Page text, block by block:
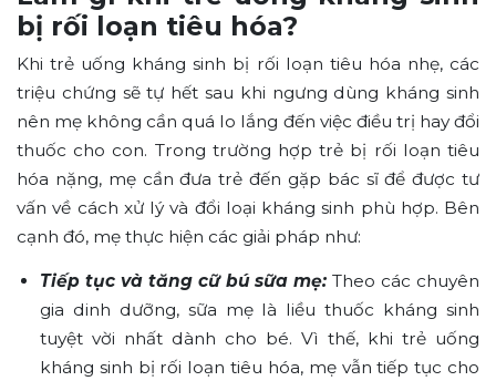
bị rối loạn tiêu hóa?
Khi trẻ uống kháng sinh bị rối loạn tiêu hóa nhẹ, các
triệu chứng sẽ tự hết sau khi ngưng dùng kháng sinh
nên mẹ không cần quá lo lắng đến việc điều trị hay đổi
thuốc cho con. Trong trường hợp trẻ bị rối loạn tiêu
hóa nặng, mẹ cần đưa trẻ đến gặp bác sĩ để được tư
vấn về cách xử lý và đổi loại kháng sinh phù hợp. Bên
cạnh đó, mẹ thực hiện các giải pháp như:
Tiếp tục và tăng cữ bú sữa mẹ: Theo các chuyên
gia dinh dưỡng, sữa mẹ là liều thuốc kháng sinh
tuyệt vời nhất dành cho bé. Vì thế, khi trẻ uống
kháng sinh bị rối loạn tiêu hóa, mẹ vẫn tiếp tục cho